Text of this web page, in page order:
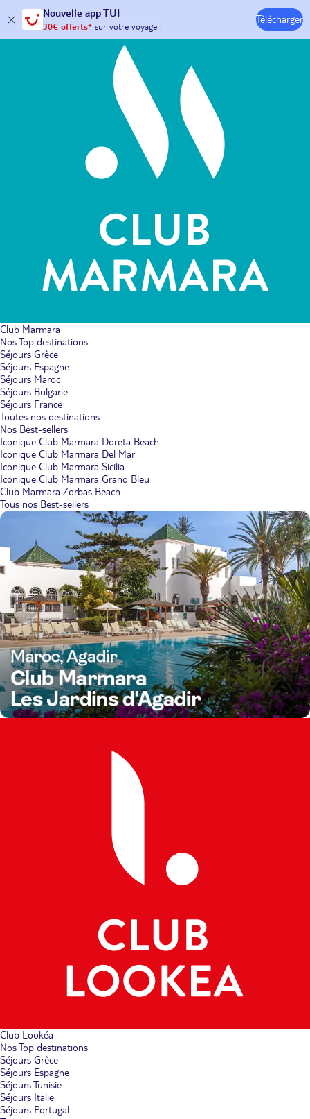
Nouvelle app TUI
30€ offerts*sur votre
voyage !
Télécharger
Hôtels & Clubs
Club Marmara
Nos Top destinations
Séjours Grèce
Séjours Espagne
Séjours Maroc
Séjours Bulgarie
Séjours France
Toutes nos destinations
Nos Best-sellers
Iconique Club Marmara Doreta Beach
Iconique Club Marmara Del Mar
Iconique Club Marmara Sicilia
Iconique Club Marmara Grand Bleu
Club Marmara Zorbas Beach
Tous nos Best-sellers
Club Lookéa
Nos Top destinations
Séjours Grèce
Séjours Espagne
Séjours Tunisie
Séjours Italie
Séjours Portugal